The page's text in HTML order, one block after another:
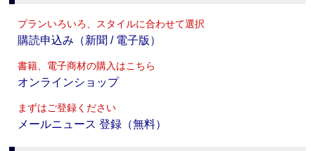
プランいろいろ、スタイルに合わせて選択
購読申込み（新聞 / 電子版）
書籍、電子商材の購入はこちら
オンラインショップ
まずはご登録ください
メールニュース 登録（無料）